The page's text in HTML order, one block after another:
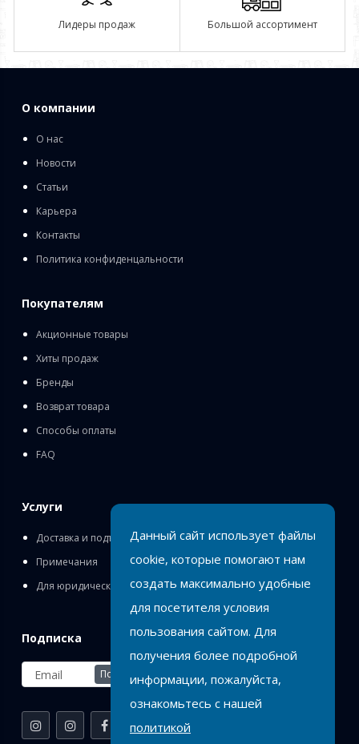
Лидеры продаж Большой ассортимент
О компании
О нас
Новости
Статьи
Карьера
Контакты
Политика конфиденцальности
Покупателям
Акционные товары
Хиты продаж
Бренды
Возврат товара
Способы оплаты
FAQ
Услуги
Доставка и подъём
Примечания
Для юридических лиц
Подписка
Подписаться
Данный сайт использует файлы
cookie, которые помогают нам
создать максимально удобные
для посетителя условия
пользования сайтом. Для
получения более подробной
информации, пожалуйста,
ознакомьтесь с нашей
политикой